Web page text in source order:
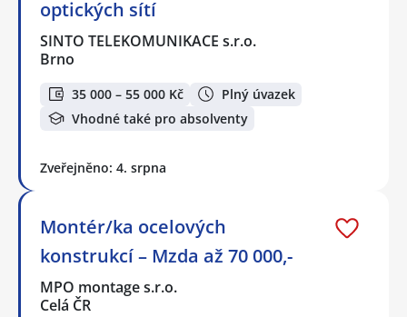
optických sítí
SINTO TELEKOMUNIKACE s.r.o.
Brno
35 000 – 55 000 Kč
Plný úvazek
Vhodné také pro absolventy
Zveřejněno: 4. srpna
Montér/ka ocelových
konstrukcí – Mzda až 70 000,-
MPO montage s.r.o.
Celá ČR